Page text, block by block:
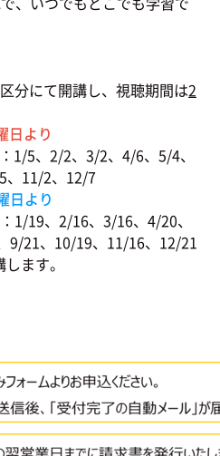
分にて開講し、視聴期間は2
日より
5、2/2、3/2、4/6、5/4、
、11/2、12/7
日より
19、2/16、3/16、4/20、
9/21、10/19、11/16、12/21
ます。